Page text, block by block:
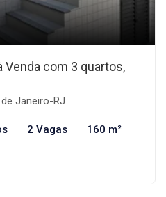
Venda com 3 quartos,
Janeiro-RJ
2 Vagas 160 m²